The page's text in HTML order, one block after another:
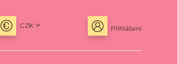
CZK
Přihlášení